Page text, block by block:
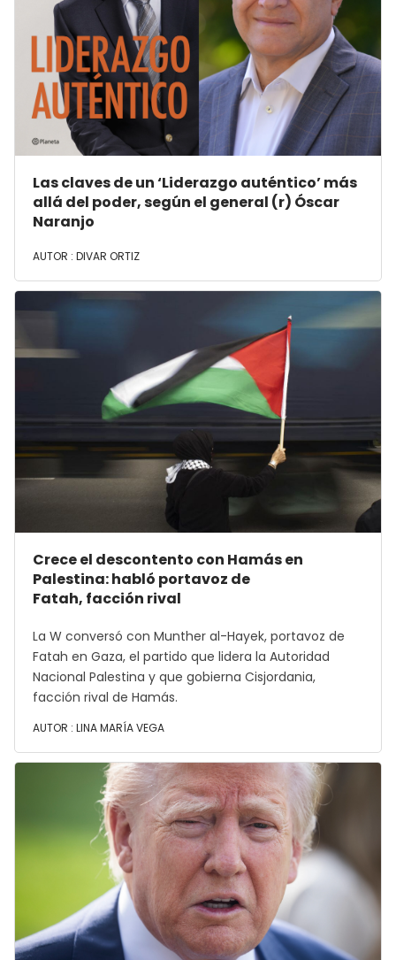
Las claves de un ‘Liderazgo auténtico’ más
allá del poder, según el general (r) Óscar
Naranjo
AUTOR : DIVAR ORTIZ
Crece el descontento con Hamás en
Palestina: habló portavoz de
Fatah, facción rival
La W conversó con Munther al-Hayek, portavoz de
Fatah en Gaza, el partido que lidera la Autoridad
Nacional Palestina y que gobierna Cisjordania,
facción rival de Hamás.
AUTOR : LINA MARÍA VEGA